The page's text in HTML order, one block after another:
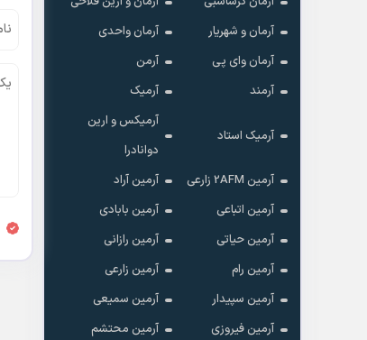
آرمان و شهریار
آرمان واحدی
آرمان وای پی
آرمن
آرمند
آرمیک
آرمیک استاد
آرمیکس و ارین
دوانادرا
آرمین 2AFM زارعی
آرمین آراد
آرمین اتباعی
آرمین بابادی
آرمین حیاتی
آرمین رازانی
آرمین رام
آرمین زارعی
آرمین سپیدار
آرمین سمیعی
آرمین فیروزی
آرمین محتشم